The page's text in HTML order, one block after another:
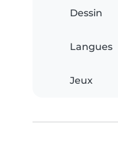
Dessin
Langues
Jeux